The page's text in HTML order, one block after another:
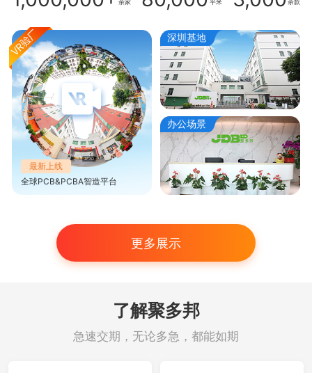
余家 平米 余款
最新上线
全球PCB&PCBA智造平台
深圳基地
办公场景
更多展示
了解聚多邦
急速交期，无论多急，都能如期